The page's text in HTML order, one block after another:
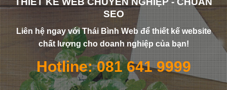
SEO
Liên hệ ngay với Thái Bình Web để thiết kế website
chất lượng cho doanh nghiệp của bạn!
Hotline: 081 641 9999